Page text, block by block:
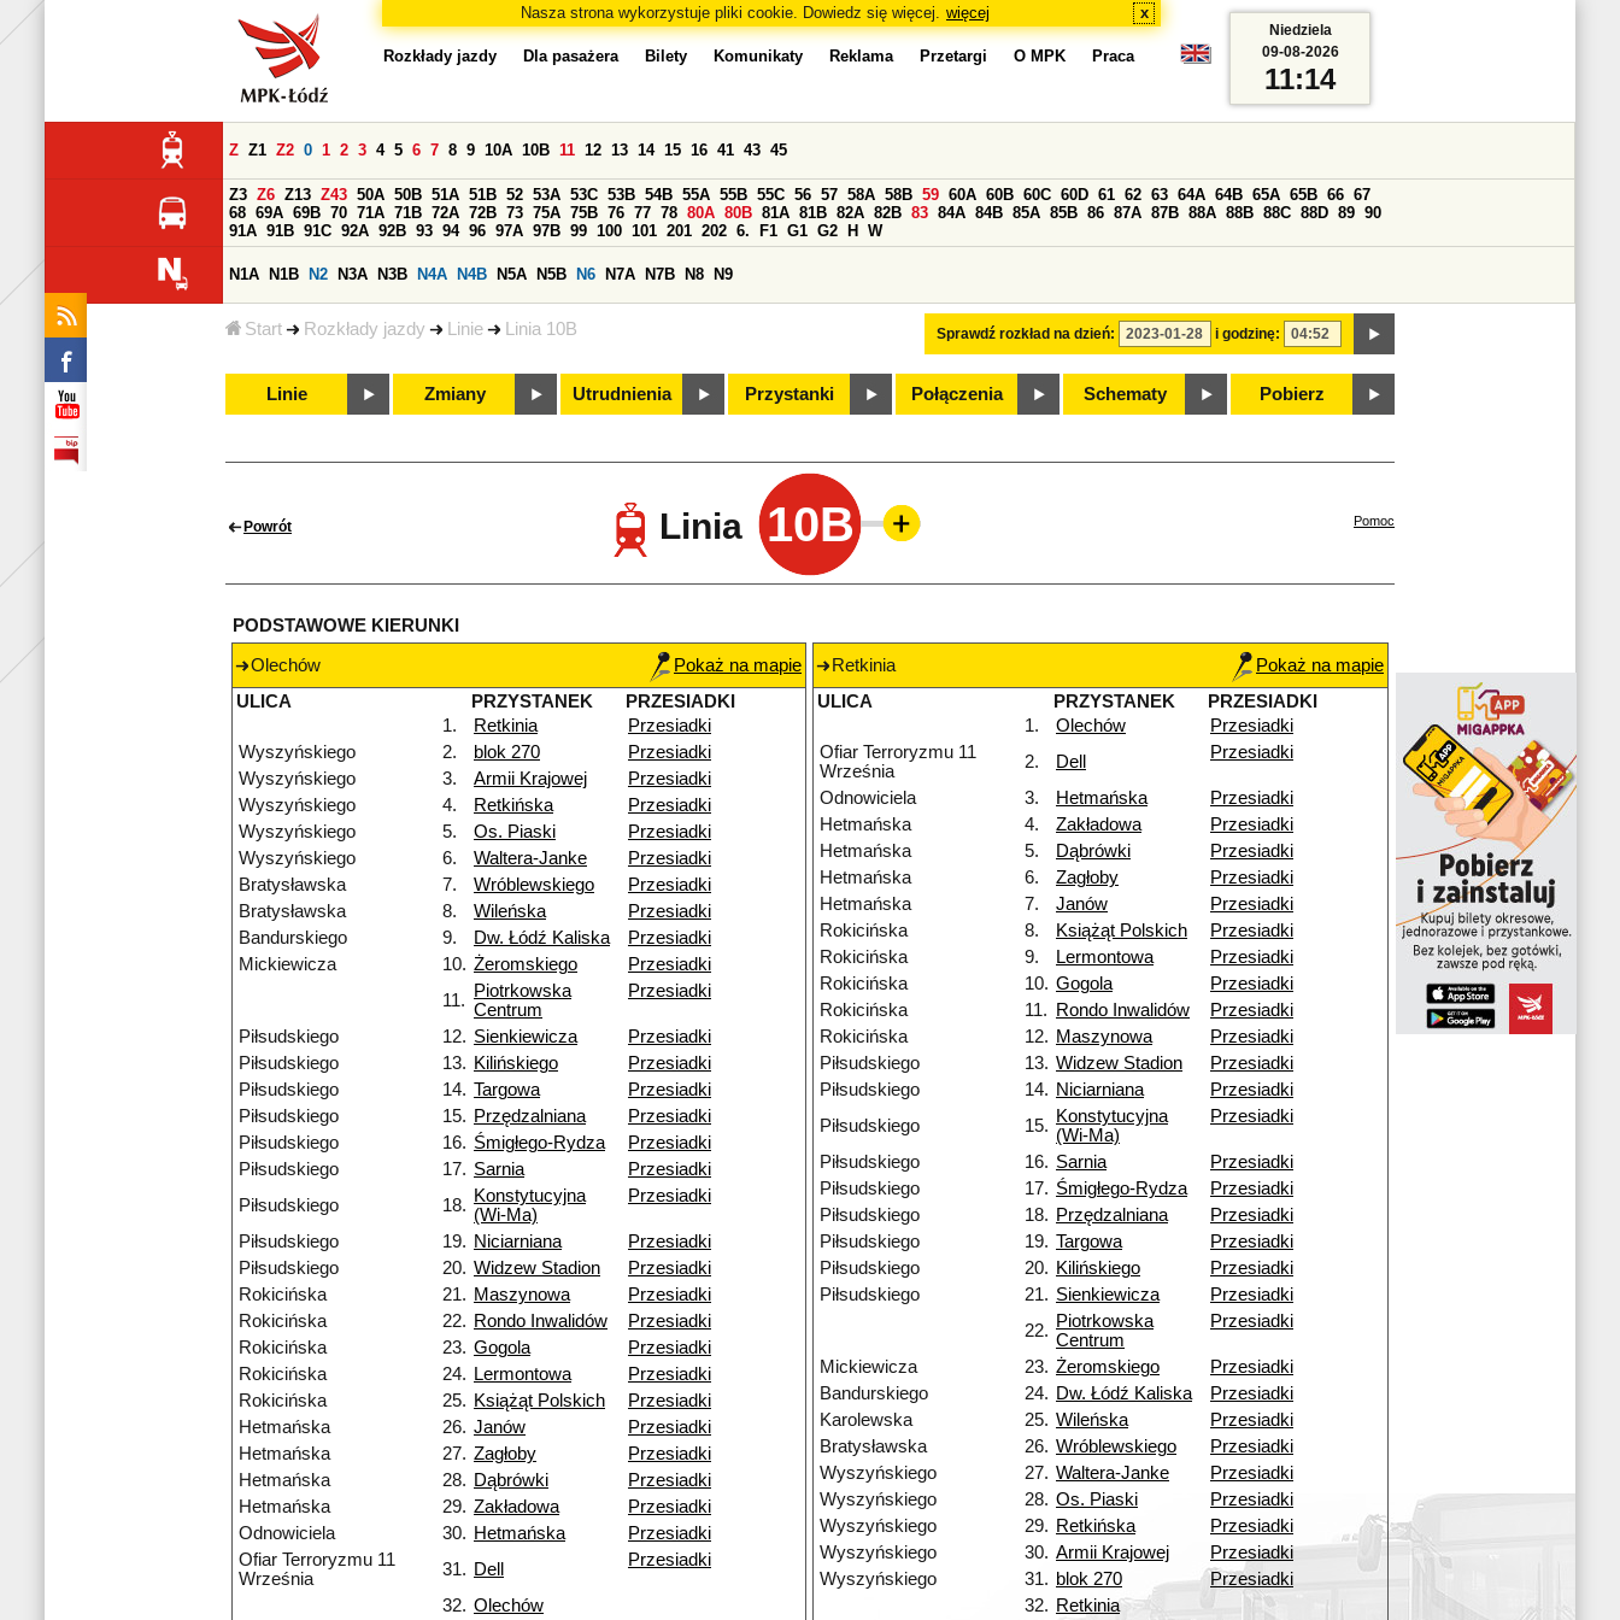
Nasza strona wykorzystuje pliki cookie. Dowiedz się więcej. więcej x
Start Rozkłady jazdy Linie Linia 10B
Rozkłady jazdy Dla pasażera Bilety Komunikaty Reklama Przetargi O MPK Praca
Sprawdź rozkład na dzień: i godzinę:
Z Z1 Z2 0 1 2 3 4 5 6 7 8 9 10A 10B 11 12 13 14 15 16 41 43 45
Z3 Z6 Z13 Z43 50A 50B 51A 51B 52 53A 53C 53B 54B 55A 55B 55C 56 57 58A 58B 59 60A 60B 60C 60D 61 62 63 64A 64B 65A 65B 66 67
68 69A 69B 70 71A 71B 72A 72B 73 75A 75B 76 77 78 80A 80B 81A 81B 82A 82B 83 84A 84B 85A 85B 86 87A 87B 88A 88B 88C 88D 89 90
91A 91B 91C 92A 92B 93 94 96 97A 97B 99 100 101 201 202 6. F1 G1 G2 H W
N1A N1B N2 N3A N3B N4A N4B N5A N5B N6 N7A N7B N8 N9
Linie Zmiany Utrudnienia Przystanki Połączenia Schematy Pobierz
Niedziela
09-08-2026
11:14
Powrót Linia 10B Pomoc
PODSTAWOWE KIERUNKI
Olechów
Pokaż na mapie
ULICA
PRZYSTANEK
PRZESIADKI
1.
Retkinia
Przesiadki
Wyszyńskiego
2. blok 270
Przesiadki
Wyszyńskiego
3. Armii Krajowej
Przesiadki
Wyszyńskiego
4. Retkińska
Przesiadki
Wyszyńskiego
5. Os. Piaski
Przesiadki
Wyszyńskiego
6. Waltera-Janke
Przesiadki
Bratysławska
7. Wróblewskiego
Przesiadki
Bratysławska
8. Wileńska
Przesiadki
Bandurskiego
9. Dw. Łódź Kaliska
Przesiadki
Mickiewicza
10. Żeromskiego
Przesiadki
11.
Piotrkowska
Centrum
Przesiadki
Piłsudskiego 12. Sienkiewicza
Przesiadki
Piłsudskiego
13. Kilińskiego
Przesiadki
Piłsudskiego
14. Targowa
Przesiadki
Piłsudskiego
15. Przędzalniana
Przesiadki
Piłsudskiego
16. Śmigłego-Rydza
Przesiadki
Piłsudskiego
17. Sarnia
Przesiadki
Piłsudskiego
18. Konstytucyjna
(Wi-Ma)
Przesiadki
Piłsudskiego 19. Niciarniana
Przesiadki
Piłsudskiego
20. Widzew Stadion
Przesiadki
Rokicińska
21. Maszynowa
Przesiadki
Rokicińska
22. Rondo Inwalidów
Przesiadki
Rokicińska
23. Gogola
Przesiadki
Rokicińska
24. Lermontowa
Przesiadki
Rokicińska
25. Książąt Polskich
Przesiadki
Hetmańska
26. Janów
Przesiadki
Hetmańska
27. Zagłoby
Przesiadki
Hetmańska
28. Dąbrówki
Przesiadki
Hetmańska
29. Zakładowa
Przesiadki
Odnowiciela
30. Hetmańska
Przesiadki
Ofiar Terroryzmu 11
Września
31. Dell Przesiadki
32. Olechów
Retkinia
Pokaż na mapie
ULICA
PRZYSTANEK
PRZESIADKI
1.
Olechów
Przesiadki
Ofiar Terroryzmu 11
Września
2. Dell Przesiadki
Odnowiciela 3. Hetmańska
Przesiadki
Hetmańska
4. Zakładowa
Przesiadki
Hetmańska
5. Dąbrówki
Przesiadki
Hetmańska
6. Zagłoby
Przesiadki
Hetmańska
7. Janów
Przesiadki
Rokicińska
8. Książąt Polskich
Przesiadki
Rokicińska
9. Lermontowa
Przesiadki
Rokicińska
10. Gogola
Przesiadki
Rokicińska
11. Rondo Inwalidów
Przesiadki
Rokicińska
12. Maszynowa
Przesiadki
Piłsudskiego
13. Widzew Stadion
Przesiadki
Piłsudskiego
14. Niciarniana
Przesiadki
Piłsudskiego
15. Konstytucyjna
(Wi-Ma)
Przesiadki
Piłsudskiego 16. Sarnia
Przesiadki
Piłsudskiego
17. Śmigłego-Rydza
Przesiadki
Piłsudskiego
18. Przędzalniana
Przesiadki
Piłsudskiego
19. Targowa
Przesiadki
Piłsudskiego
20. Kilińskiego
Przesiadki
Piłsudskiego
21. Sienkiewicza
Przesiadki
22. Piotrkowska
Centrum
Przesiadki
Mickiewicza 23. Żeromskiego
Przesiadki
Bandurskiego
24. Dw. Łódź Kaliska
Przesiadki
Karolewska
25. Wileńska
Przesiadki
Bratysławska
26. Wróblewskiego
Przesiadki
Wyszyńskiego
27. Waltera-Janke
Przesiadki
Wyszyńskiego
28. Os. Piaski
Przesiadki
Wyszyńskiego
29. Retkińska
Przesiadki
Wyszyńskiego
30. Armii Krajowej
Przesiadki
Wyszyńskiego
31. blok 270
Przesiadki
32. Retkinia